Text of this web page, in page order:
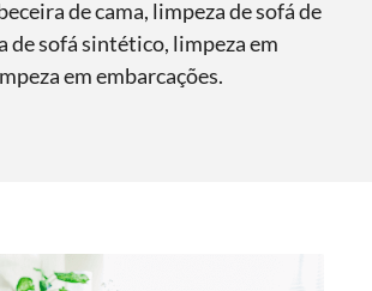
de cama, limpeza de sofá de
de sofá sintético, limpeza em
em embarcações.